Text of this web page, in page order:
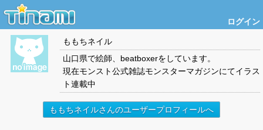
ログイン
ももちネイル
山口県で絵師、beatboxerをしています。
現在モンスト公式雑誌モンスターマガジンにてイラス
ト連載中
ももちネイルさんのユーザープロフィールへ